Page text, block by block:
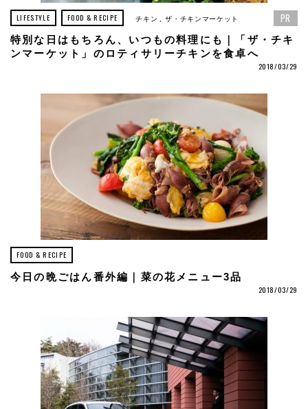
LIFESTYLE FOOD & RECIPE チキン ザ・チキンマーケット PR
特別な日はもちろん、いつもの料理にも｜「ザ・チキ
ンマーケット」のロティサリーチキンを食卓へ
2018/03/29
FOOD & RECIPE
今日の晩ごはん番外編｜菜の花メニュー3品
2018/03/29